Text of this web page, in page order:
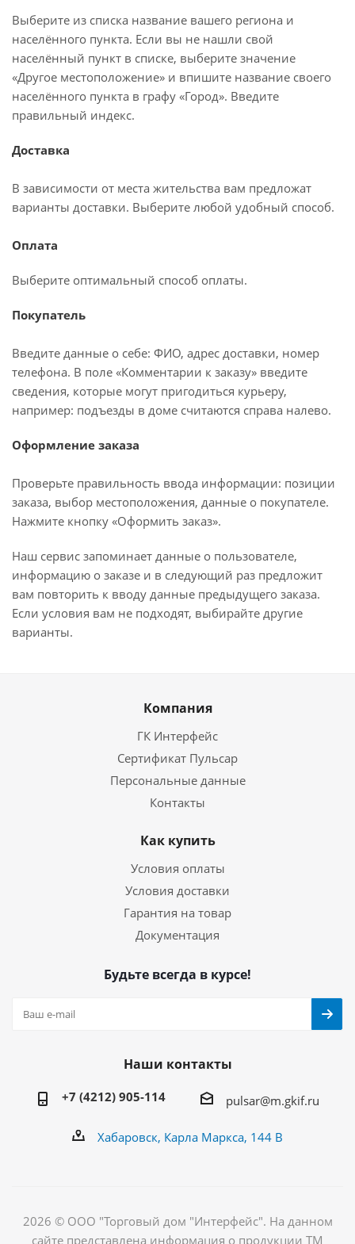
Выберите из списка название вашего региона и
населённого пункта. Если вы не нашли свой
населённый пункт в списке, выберите значение
«Другое местоположение» и впишите название своего
населённого пункта в графу «Город». Введите
правильный индекс.
Доставка
В зависимости от места жительства вам предложат
варианты доставки. Выберите любой удобный способ.
Оплата
Выберите оптимальный способ оплаты.
Покупатель
Введите данные о себе: ФИО, адрес доставки, номер
телефона. В поле «Комментарии к заказу» введите
сведения, которые могут пригодиться курьеру,
например: подъезды в доме считаются справа налево.
Оформление заказа
Проверьте правильность ввода информации: позиции
заказа, выбор местоположения, данные о покупателе.
Нажмите кнопку «Оформить заказ».
Наш сервис запоминает данные о пользователе,
информацию о заказе и в следующий раз предложит
вам повторить к вводу данные предыдущего заказа.
Если условия вам не подходят, выбирайте другие
варианты.
Компания
ГК Интерфейс
Сертификат Пульсар
Персональные данные
Контакты
Как купить
Условия оплаты
Условия доставки
Гарантия на товар
Документация
Будьте всегда в курсе!
Наши контакты
+7 (4212) 905-114 pulsar@m.gkif.ru
Хабаровск, Карла Маркса, 144 В
2026 © ООО "Торговый дом "Интерфейс". На данном
сайте представлена информация о продукции ТМ